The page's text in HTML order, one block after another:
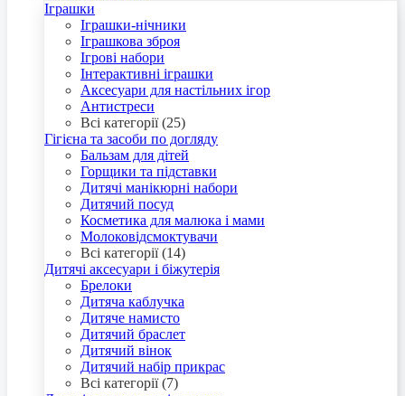
Іграшки
Іграшки-нічники
Іграшкова зброя
Ігрові набори
Інтерактивні іграшки
Аксесуари для настільних ігор
Антистреси
Всі категорії (25)
Гігієна та засоби по догляду
Бальзам для дітей
Горщики та підставки
Дитячі манікюрні набори
Дитячий посуд
Косметика для малюка і мами
Молоковідсмоктувачи
Всі категорії (14)
Дитячі аксесуари і біжутерія
Брелоки
Дитяча каблучка
Дитяче намисто
Дитячий браслет
Дитячий вінок
Дитячий набір прикрас
Всі категорії (7)